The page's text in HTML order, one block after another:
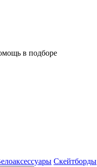
в подборе
Скейтборды